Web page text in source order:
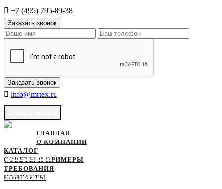
+7 (495) 795-89-38
Заказать звонок
Заказать звонок
info@mrtex.ru
ГЛАВНАЯ
О КОМПАНИИ
КАТАЛОГ
СОВЕТЫ И ПРИМЕРЫ
ТРЕБОВАНИЯ
КОНТАКТЫ